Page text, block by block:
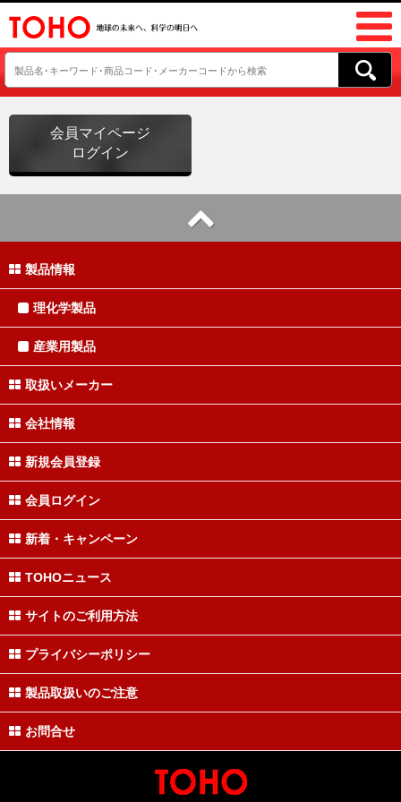
会員マイページ
ログイン
製品情報
理化学製品
産業用製品
取扱いメーカー
会社情報
新規会員登録
会員ログイン
新着・キャンペーン
TOHOニュース
サイトのご利用方法
プライバシーポリシー
製品取扱いのご注意
お問合せ